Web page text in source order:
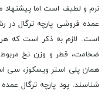
نرم و لطیف است اما
عمده فروشی پارچه ترگال در
است. لازم به ذکر است که هر
ضخامت، قطر و وزن نخ
همان پلی استر ویسکوز، سی
شناسند. پود پارچه ترگال